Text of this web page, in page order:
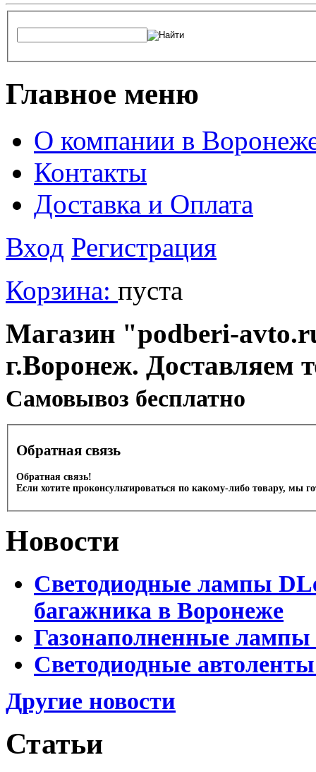
Главное меню
О компании в
Контакты
Доставка и Оплата
Вход Регистрация
Корзина: пуста
Магазин "podberi-
г.Воронеж. Доставляем
Cамовывоз бесплатно
Обратная связь
Обратная связь!
Если хотите проконсультироваться по какому-либо товару, мы
Новости
Светодиодные лампы
багажника в Воронеже
Газонаполненные
Светодиодные
Другие новости
Статьи